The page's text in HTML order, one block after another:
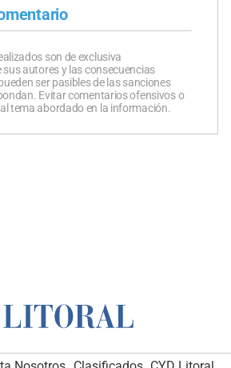
son de exclusiva
autores y las consecuencias
ser pasibles de las sanciones
Evitar comentarios ofensivos o
tema abordado en la información.